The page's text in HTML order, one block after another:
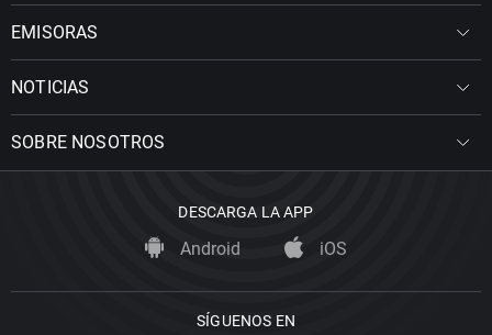
EMISORAS
NOTICIAS
SOBRE NOSOTROS
DESCARGA LA APP
Android iOS
SÍGUENOS EN